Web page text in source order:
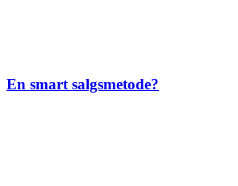
En smart salgsmetode?